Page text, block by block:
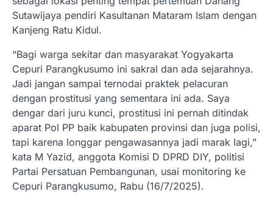
Sutawijaya pendiri Kasultanan Mataram Islam dengan
Kanjeng Ratu Kidul.
“Bagi warga sekitar dan masyarakat Yogyakarta
Cepuri Parangkusumo ini sakral dan ada sejarahnya.
Jadi jangan sampai ternodai praktek pelacuran
dengan prostitusi yang sementara ini ada. Saya
dengar dari juru kunci, prostitusi ini pernah ditindak
aparat Pol PP baik kabupaten provinsi dan juga polisi,
tapi karena longgar pengawasannya jadi marak lagi,”
kata M Yazid, anggota Komisi D DPRD DIY, politisi
Partai Persatuan Pembangunan, usai monitoring ke
Cepuri Parangkusumo, Rabu (16/7/2025).